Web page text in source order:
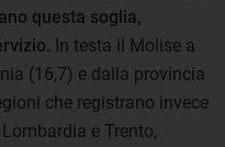
questa soglia,
In testa il Molise a
(16,7) e dalla provincia
che registrano invece
e Trento,